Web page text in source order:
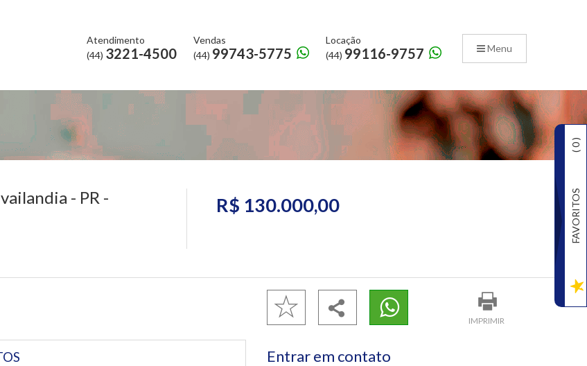
Menu
Atendimento
(44) 3221-4500
Vendas
(44) 99743-5775
Locação
(44) 99116-9757
- PR -
R$ 130.000,00
IMPRIMIR
Entrar em contato
FAVORITOS
(
0
)